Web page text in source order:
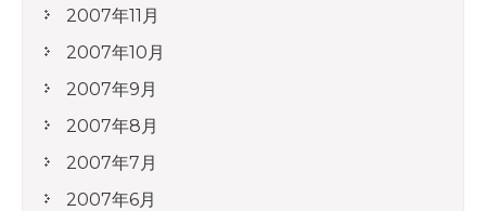
2007年11月
2007年10月
2007年9月
2007年8月
2007年7月
2007年6月